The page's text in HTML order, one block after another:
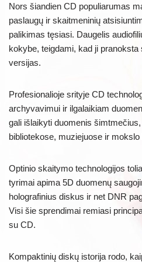
Nors šiandien CD populiarumas
paslaugų ir skaitmeninių
palikimas tęsiasi. Daugelis
kokybe, teigdami, kad ji
versijas.
Profesionalioje srityje CD
archyvavimui ir ilgalaikiam
gali išlaikyti duomenis
bibliotekose, muziejuose ir mokslo
Optinio skaitymo technologijos
tyrimai apima 5D duomenų
holografinius diskus ir net DNR
Visi šie sprendimai remiasi
su CD.
Kompaktinių diskų istorija rodo,